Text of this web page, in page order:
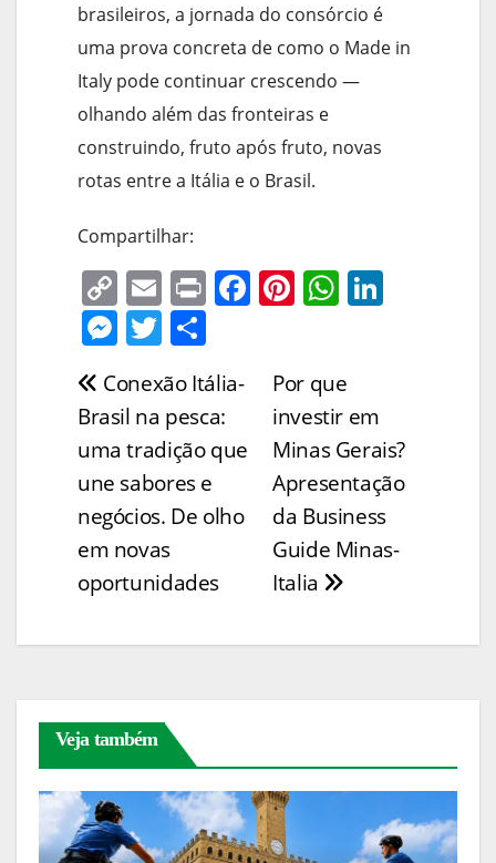
brasileiros, a jornada do consórcio é
uma prova concreta de como o Made in
Italy pode continuar crescendo —
olhando além das fronteiras e
construindo, fruto após fruto, novas
rotas entre a Itália e o Brasil.
Compartilhar:
C
o
p
y
Li
n
k
E
m
ai
l
Pr F Pi
e
st
W
s
A
p
p
dI
n
M
ss
e
n
g
er
T
itt
er
h
ar
e
Navegação
de
Post
Por que
investir em
Minas Gerais?
Apresentação
da Business
Guide Minas-
Italia
Conexão Itália-
Brasil na pesca:
uma tradição que
une sabores e
negócios. De olho
em novas
oportunidades
Veja também